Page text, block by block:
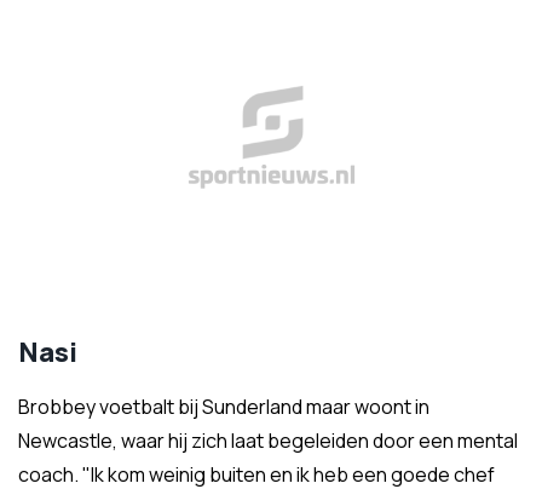
Nasi
Brobbey voetbalt bij Sunderland maar woont in
Newcastle, waar hij zich laat begeleiden door een mental
coach. "Ik kom weinig buiten en ik heb een goede chef